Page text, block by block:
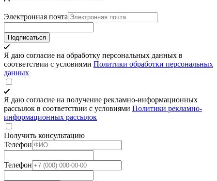
Электронная почта
Подписаться
Я даю согласие на обработку персональных данных в
соответствии с условиями Политики обработки персональных
данных
Я даю согласие на получение рекламно-информационных
рассылок в соответствии с условиями Политики рекламно-
информационных рассылок
Получить консультацию
Телефон
Телефон